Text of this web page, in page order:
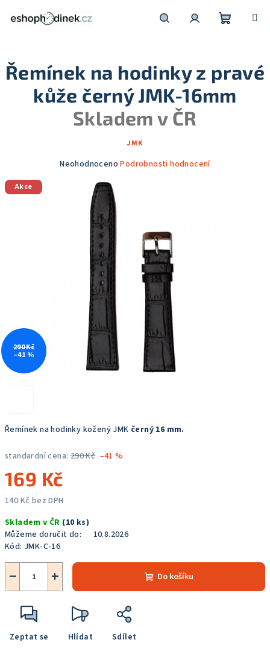
košík
Řemínek na hodinky kožený JMK černý 16 mm.
standardní cena: 290 Kč –41 %
169 Kč
140 Kč bez DPH
cena:
Skladem v ČR (10 ks)
Můžeme doručit do:
10.8.2026
Kód: JMK-C-16
+
− Do košíku
Zeptat se Hlídat Sdílet
Řemínek na hodinky z pravé
kůže černý JMK-16mm
Skladem v ČR
JMK
Průměrné
produktu
hvězdiček.
Neohodnoceno Podrobnosti hodnocení
Akce
290 Kč
–41 %